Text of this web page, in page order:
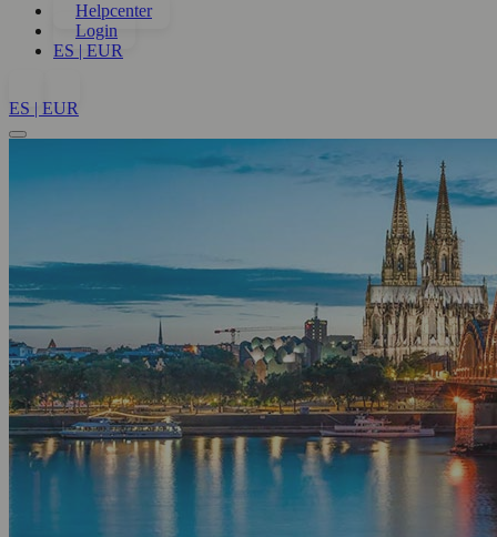
Helpcenter
Login
ES | EUR
ES | EUR